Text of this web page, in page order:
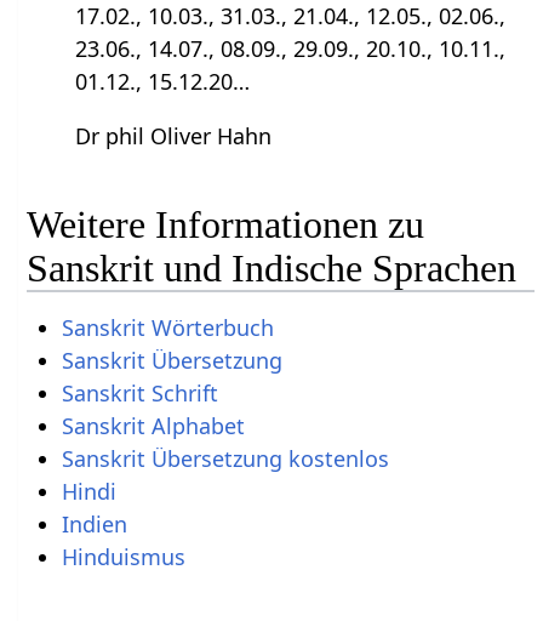
17.02., 10.03., 31.03., 21.04., 12.05., 02.06.,
23.06., 14.07., 08.09., 29.09., 20.10., 10.11.,
01.12., 15.12.20…
Dr phil Oliver Hahn
Weitere Informationen zu
Sanskrit und Indische Sprachen
Sanskrit Wörterbuch
Sanskrit Übersetzung
Sanskrit Schrift
Sanskrit Alphabet
Sanskrit Übersetzung kostenlos
Hindi
Indien
Hinduismus